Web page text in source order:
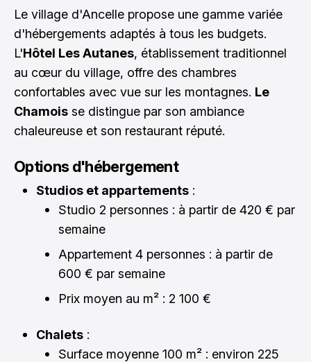
Le village d'Ancelle propose une gamme variée
d'hébergements adaptés à tous les budgets.
L'Hôtel Les Autanes, établissement traditionnel
au cœur du village, offre des chambres
confortables avec vue sur les montagnes. Le
Chamois se distingue par son ambiance
chaleureuse et son restaurant réputé.
Options d'hébergement
Studios et appartements :
Studio 2 personnes : à partir de 420 € par
semaine
Appartement 4 personnes : à partir de
600 € par semaine
Prix moyen au m² : 2 100 €
Chalets :
Surface moyenne 100 m² : environ 225